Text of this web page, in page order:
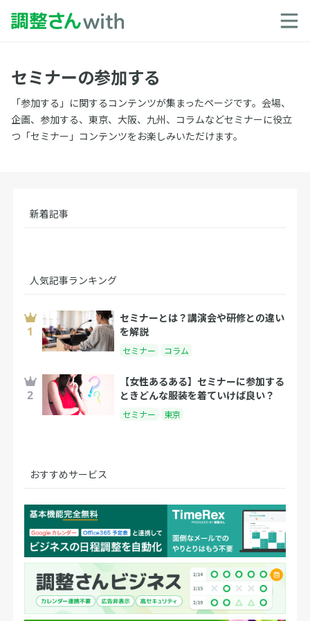
セミナーの参加する
「参加する」に関するコンテンツが集まったページです。会場、
企画、参加する、東京、大阪、九州、コラムなどセミナーに役立
つ「セミナー」コンテンツをお楽しみいただけます。
新着記事
人気記事ランキング
セミナーとは？講演会や研修との違い
を解説
セミナー コラム
【女性あるある】セミナーに参加する
ときどんな服装を着ていけば良い？
セミナー 東京
おすすめサービス